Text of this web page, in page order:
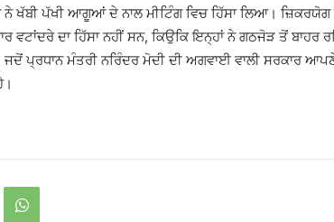
ਖੱਬੀ ਪੱਖੀ ਆਗੂਆਂ ਦੇ ਨਾਲ ਮੀਟਿੰਗ ਵਿਚ ਹਿੱਸਾ ਲਿਆ। ਜ਼ਿਕਰਯੋਗ
ਦਾ ਹਿੱਸਾ ਨਹੀਂ ਸਨ, ਕਿਉਕਿ ਇਨ੍ਹਾਂ ਨੇ ਗਠਜੋੜ ਤੋਂ ਬਾਹਰ
ਪ੍ਰਧਾਨ ਮੰਤਰੀ ਨਰਿੰਦਰ ਮੋਦੀ ਦੀ ਅਗਵਾਈ ਵਾਲੀ ਸਰਕਾਰ